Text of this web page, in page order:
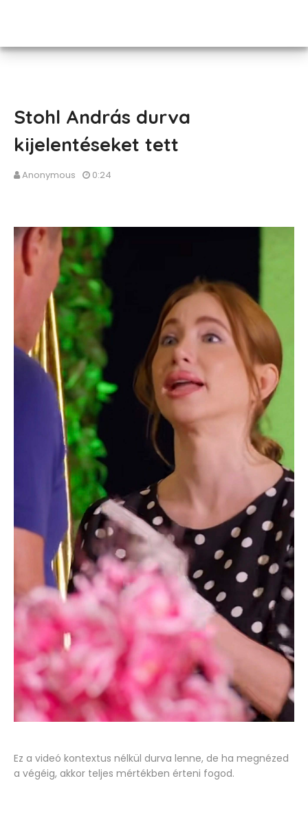
Stohl András durva
kijelentéseket tett
Anonymous 0:24
Ez a videó kontextus nélkül durva lenne, de ha megnézed
a végéig, akkor teljes mértékben érteni fogod.